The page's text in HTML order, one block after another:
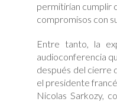
permitirían cumplir
compromisos con
Entre tanto, la
audioconferencia
después del cierre
el presidente
Nicolas Sarkozy,